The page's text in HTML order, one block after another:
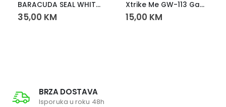
BARACUDA SEAL WHITE GAMING MIŠ
35,00 KM
Xtrike Me GW-113 Gaming miš RGB 1600 DPI – optički miš sa 4 tipke
15,00 KM
BRZA DOSTAVA
Isporuka u roku 48h